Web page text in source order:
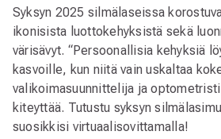
Syksyn 2025 silmälaseissa
ikonisista luottokehyksistä sekä
värisävyt. “Persoonallisia kehyksiä
kasvoille, kun niitä vain uskaltaa
valikoimasuunnittelija ja optometristi
kiteyttää. Tutustu syksyn
suosikkisi virtuaalisovittamalla!